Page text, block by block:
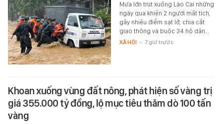
Mưa lớn trút xuống Lào Cai những
ngày qua khiến 2 người mất tích,
gây nhiều điểm sạt lở, chia cắt
giao thông và buộc 34 hộ dân…
XÃ HỘI - 7 giờ trước
Khoan xuống vùng đất nông, phát hiện số vàng trị
giá 355.000 tỷ đồng, lộ mục tiêu thăm dò 100 tấn
vàng